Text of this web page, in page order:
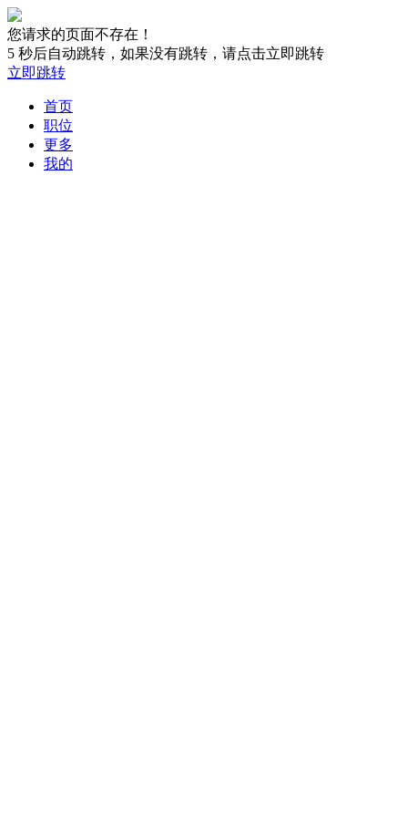
您请求的页面不存在！
5 秒后自动跳转，如果没有跳转，请点击立即跳转
立即跳转
首页
职位
更多
我的